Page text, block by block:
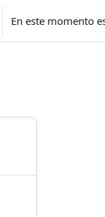
En este momento